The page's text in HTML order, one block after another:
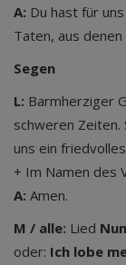
A: Du hast für
Taten, aus
Segen
L: Barmherziger
schweren Zeiten.
uns ein
+ Im Namen des
A: Amen.
M / alle: Lied
oder: Ich lobe